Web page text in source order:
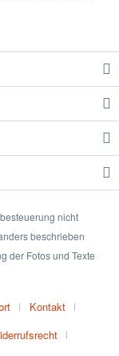
nicht
beschrieben
der Fotos und Texte
Kontakt